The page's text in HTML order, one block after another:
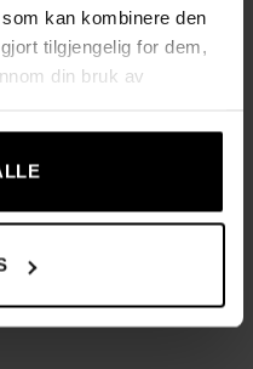
kan kombinere den
tilgjengelig for dem,
din bruk av
eller filoppbevaring
som TV-benk når den